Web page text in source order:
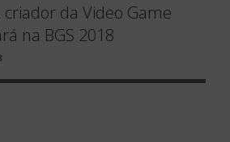
da Video Game
na BGS 2018